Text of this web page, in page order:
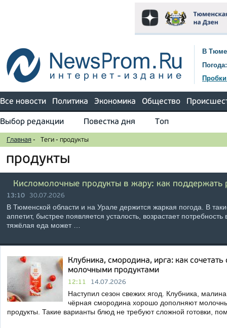
В
Погода:
Все новости Политика Экономика Общество
Выбор редакции Повестка дня Топ
Главная - Теги - продукты
продукты
Кисломолочные продукты в жару: как поддержать
13:10 30.07.2026
В Тюменской области и на Урале держится жаркая погода. В
аппетит, быстрее появляется усталость, возрастает
тяжёлая еда может …
Клубника, смородина, ирга: как
молочными продуктами
12:11 14.07.2026
Наступил сезон свежих ягод. Клубника,
чёрная смородина хорошо дополняют
продукты. Такие варианты блюд не требуют сложной готовки,